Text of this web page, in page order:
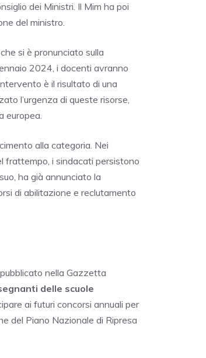
dei Ministri. Il Mim ha poi
del ministro.
si è pronunciato sulla
2024, i docenti avranno
è il risultato di una
l’urgenza di queste risorse,
europea.
alla categoria. Nei
frattempo, i sindacati persistono
ha già annunciato la
di abilitazione e reclutamento
nella Gazzetta
delle scuole
ai futuri concorsi annuali per
del Piano Nazionale di Ripresa